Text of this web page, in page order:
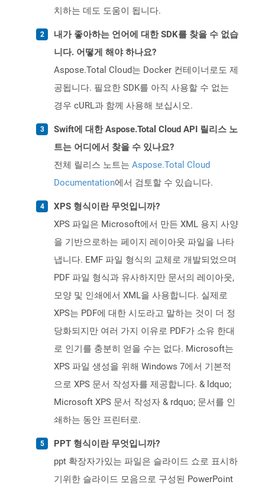
치하는 데도 도움이 됩니다.
내가 좋아하는 언어에 대한 SDK를 찾을 수 없습
니다. 어떻게 해야 하나요?
Aspose.Total Cloud는 Docker 컨테이너로도 제
공됩니다. 필요한 SDK를 아직 사용할 수 없는
경우 cURL과 함께 사용해 보십시오.
Swift에 대한 Aspose.Total Cloud API 릴리스 노
트는 어디에서 찾을 수 있나요?
전체 릴리스 노트는 Aspose.Total Cloud
Documentation에서 검토할 수 있습니다.
XPS 형식이란 무엇입니까?
XPS 파일은 Microsoft에서 만든 XML 용지 사양
을 기반으로하는 페이지 레이아웃 파일을 나타
냅니다. EMF 파일 형식의 교체로 개발되었으며
PDF 파일 형식과 유사하지만 문서의 레이아웃,
모양 및 인쇄에서 XML을 사용합니다. 실제로
XPS는 PDF에 대한 시도라고 말하는 것이 더 정
당화되지만 여러 가지 이유로 PDF가 소유 한대
로 인기를 충분히 얻을 수는 없다. Microsoft는
XPS 파일 생성을 위해 Windows 7에서 기본적
으로 XPS 문서 작성자를 제공합니다. & ldquo;
Microsoft XPS 문서 작성자 & rdquo; 문서를 인
쇄하는 동안 프린터로.
PPT 형식이란 무엇입니까?
ppt 확장자가있는 파일은 슬라이드 쇼로 표시하
기위한 슬라이드 모음으로 구성된 PowerPoint